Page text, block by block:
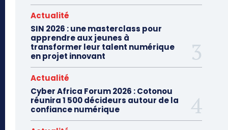
Actualité
SIN 2026 : une masterclass pour
apprendre aux jeunes à
transformer leur talent numérique
en projet innovant
Actualité
Cyber Africa Forum 2026 : Cotonou
réunira 1 500 décideurs autour de la
confiance numérique